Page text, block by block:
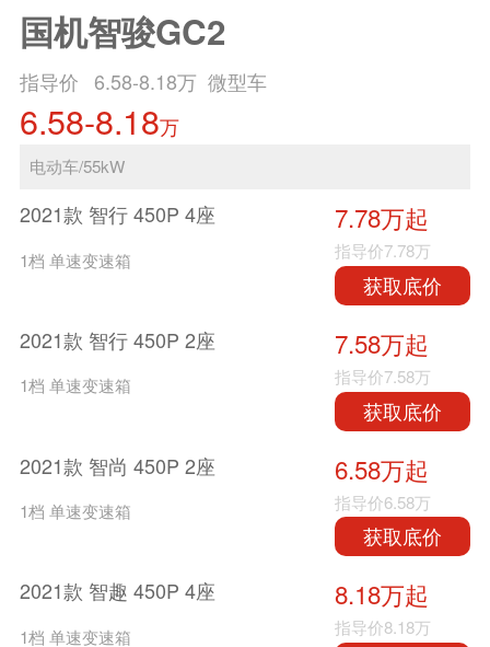
国机智骏GC2
指导价 6.58-8.18万 微型车
6.58-8.18万
电动车/55kW
2021款 智行 450P 4座
1档 单速变速箱
7.78万起
指导价7.78万
获取底价
2021款 智行 450P 2座
1档 单速变速箱
7.58万起
指导价7.58万
获取底价
2021款 智尚 450P 2座
1档 单速变速箱
6.58万起
指导价6.58万
获取底价
2021款 智趣 450P 4座
1档 单速变速箱
8.18万起
指导价8.18万